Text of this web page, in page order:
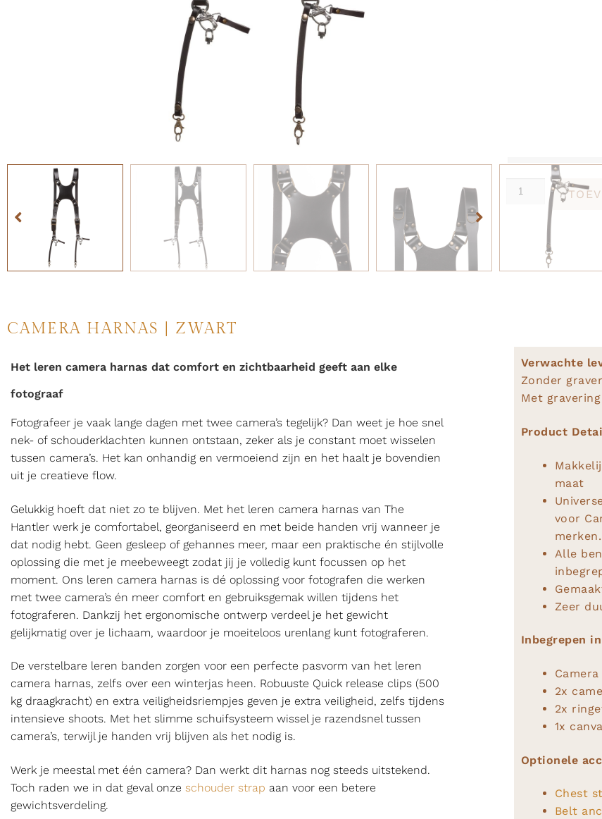
Mogen we
CAMERA HARNAS | ZWART
Het leren camera harnas dat comfort en zichtbaarheid geeft aan elke
fotograaf
Fotografeer je vaak lange dagen met twee camera’s tegelijk? Dan weet je hoe snel
nek- of schouderklachten kunnen ontstaan, zeker als je constant moet wisselen
tussen camera’s. Het kan onhandig en vermoeiend zijn en het haalt je bovendien
uit je creatieve flow.
Gelukkig hoeft dat niet zo te blijven. Met het leren camera harnas van The
Hantler werk je comfortabel, georganiseerd en met beide handen vrij wanneer je
dat nodig hebt. Geen gesleep of gehannes meer, maar een praktische én stijlvolle
oplossing die met je meebeweegt zodat jij je volledig kunt focussen op het
moment. Ons leren camera harnas is dé oplossing voor fotografen die werken
met twee camera’s én meer comfort en gebruiksgemak willen tijdens het
fotograferen. Dankzij het ergonomische ontwerp verdeel je het gewicht
gelijkmatig over je lichaam, waardoor je moeiteloos urenlang kunt fotograferen.
De verstelbare leren banden zorgen voor een perfecte pasvorm van het leren
camera harnas, zelfs over een winterjas heen. Robuuste Quick release clips (500
kg draagkracht) en extra veiligheidsriempjes geven je extra veiligheid, zelfs tijdens
intensieve shoots. Met het slimme schuifsysteem wissel je razendsnel tussen
camera’s, terwijl je handen vrij blijven als het nodig is.
Werk je meestal met één camera? Dan werkt dit harnas nog steeds uitstekend.
Toch raden we in dat geval onze schouder strap aan voor een betere
gewichtsverdeling.
Verwachte
Zonder
Met
Product
maat
voor
merken.
Alle
Zeer
Inbegrepen
2x
2x
1x
Optionele
Chest
Belt